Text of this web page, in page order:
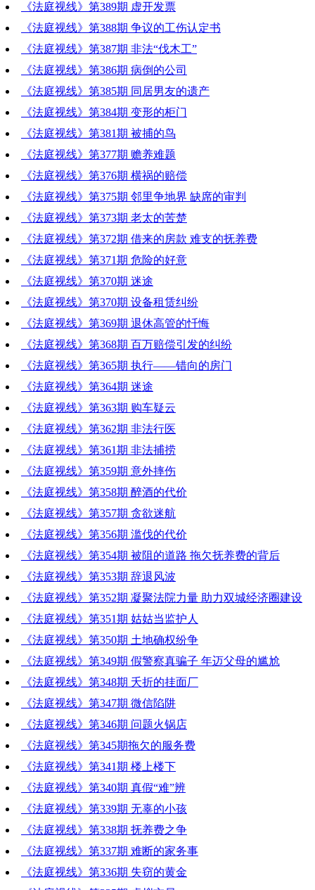
《法庭视线》第389期 虚开发票
《法庭视线》第388期 争议的工伤认定书
《法庭视线》第387期 非法“伐木工”
《法庭视线》第386期 病倒的公司
《法庭视线》第385期 同居男友的遗产
《法庭视线》第384期 变形的柜门
《法庭视线》第381期 被捕的鸟
《法庭视线》第377期 赡养难题
《法庭视线》第376期 横祸的赔偿
《法庭视线》第375期 邻里争地界 缺席的审判
《法庭视线》第373期 老太的苦楚
《法庭视线》第372期 借来的房款 难支的抚养费
《法庭视线》第371期 危险的好意
《法庭视线》第370期 迷途
《法庭视线》第370期 设备租赁纠纷
《法庭视线》第369期 退休高管的忏悔
《法庭视线》第368期 百万赔偿引发的纠纷
《法庭视线》第365期 执行——错向的房门
《法庭视线》第364期 迷途
《法庭视线》第363期 购车疑云
《法庭视线》第362期 非法行医
《法庭视线》第361期 非法捕捞
《法庭视线》第359期 意外摔伤
《法庭视线》第358期 醉酒的代价
《法庭视线》第357期 贪欲迷航
《法庭视线》第356期 滥伐的代价
《法庭视线》第354期 被阻的道路 拖欠抚养费的背后
《法庭视线》第353期 辞退风波
《法庭视线》第352期 凝聚法院力量 助力双城经济圈建设
《法庭视线》第351期 姑姑当监护人
《法庭视线》第350期 土地确权纷争
《法庭视线》第349期 假警察真骗子 年迈父母的尴尬
《法庭视线》第348期 夭折的挂面厂
《法庭视线》第347期 微信陷阱
《法庭视线》第346期 问题火锅店
《法庭视线》第345期拖欠的服务费
《法庭视线》第341期 楼上楼下
《法庭视线》第340期 真假“难”辨
《法庭视线》第339期 无辜的小孩
《法庭视线》第338期 抚养费之争
《法庭视线》第337期 难断的家务事
《法庭视线》第336期 失窃的黄金